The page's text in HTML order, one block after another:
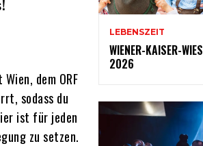
dem ORF
sodass du
ist für jeden
zu setzen.
LEBENSZEIT
WIENER-KAISER-
2026